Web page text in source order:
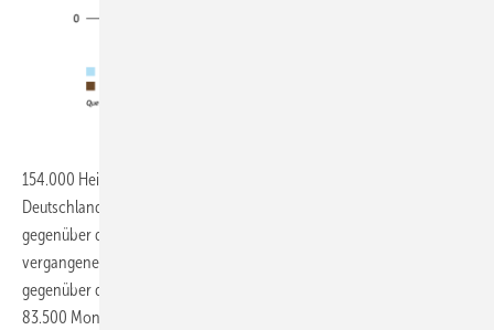
154.000 Heizungswärmepumpen wurden vergangenes Jahr in
Deutschland abgesetzt. Dies entspricht einem Wachstum von 28 %
gegenüber dem Vorjahr. Das größte Wachstum erlebten im
vergangenen Jahr Luft-Wasser-Wärmepumpen: 127.000 Geräte (+33%
gegenüber dem Vorjahr) wurden insgesamt abgesetzt, davon rund
83.500 Monoblock-Geräte (+48 %) und 43.500 Split-Geräte (+12 %).